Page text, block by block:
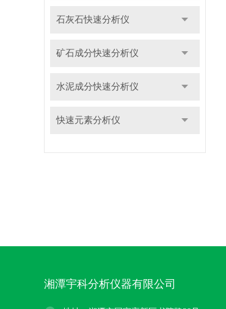
石灰石快速分析仪
矿石成分快速分析仪
水泥成分快速分析仪
快速元素分析仪
湘潭宇科分析仪器有限公司